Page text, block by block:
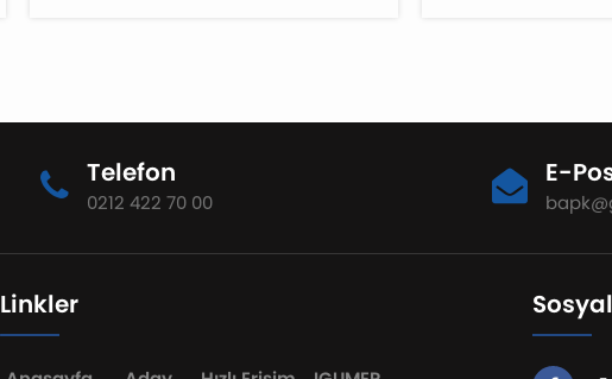
Telefon
0212 422 70 00
E-
Linkler